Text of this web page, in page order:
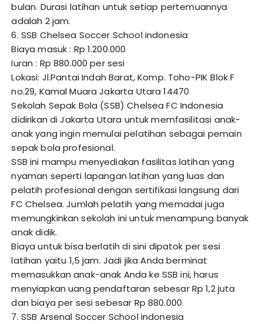
bulan. Durasi latihan untuk setiap pertemuannya
adalah 2 jam.
6. SSB Chelsea Soccer School indonesia
Biaya masuk : Rp 1.200.000
Iuran : Rp 880.000 per sesi
Lokasi: Jl.Pantai Indah Barat, Komp. Toho-PIK Blok F
no.29, Kamal Muara Jakarta Utara 14470
Sekolah Sepak Bola (SSB) Chelsea FC Indonesia
didirikan di Jakarta Utara untuk memfasilitasi anak-
anak yang ingin memulai pelatihan sebagai pemain
sepak bola profesional.
SSB ini mampu menyediakan fasilitas latihan yang
nyaman seperti lapangan latihan yang luas dan
pelatih profesional dengan sertifikasi langsung dari
FC Chelsea. Jumlah pelatih yang memadai juga
memungkinkan sekolah ini untuk menampung banyak
anak didik.
Biaya untuk bisa berlatih di sini dipatok per sesi
latihan yaitu 1,5 jam. Jadi jika Anda berminat
memasukkan anak-anak Anda ke SSB ini, harus
menyiapkan uang pendaftaran sebesar Rp 1,2 juta
dan biaya per sesi sebesar Rp 880.000.
7. SSB Arsenal Soccer School indonesia